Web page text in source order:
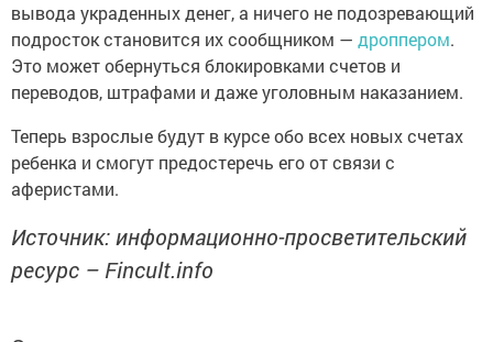
вывода украденных денег, а ничего не подозревающий
подросток становится их сообщником — дроппером.
Это может обернуться блокировками счетов и
переводов, штрафами и даже уголовным наказанием.
Теперь взрослые будут в курсе обо всех новых счетах
ребенка и смогут предостеречь его от связи с
аферистами.
Источник: информационно-просветительский
ресурс – Fincult.info